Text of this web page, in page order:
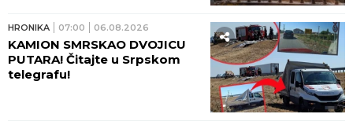
HRONIKA 07:00 06.08.2026
KAMION SMRSKAO DVOJICU
PUTARA! Čitajte u Srpskom
telegrafu!